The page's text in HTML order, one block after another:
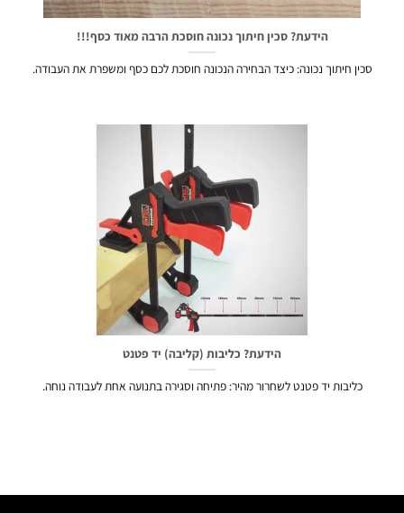
הידעת? סכין חיתוך נכונה חוסכת הרבה מאוד כסף!!!
חיתוך נכונה: כיצד הבחירה הנכונה חוסכת לכם כסף ומשפרת את העבודה.
הידעת? כליבות (קליבה) יד פטנט
כליבות יד פטנט לשחרור מהיר: פתיחה וסגירה בתנועה אחת לעבודה נוחה.